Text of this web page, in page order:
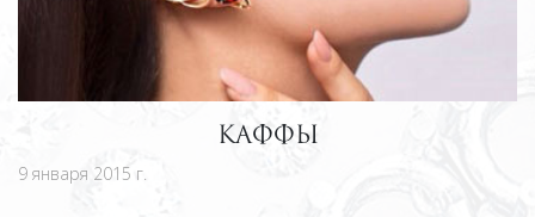
КАФФЫ
9 января 2015 г.